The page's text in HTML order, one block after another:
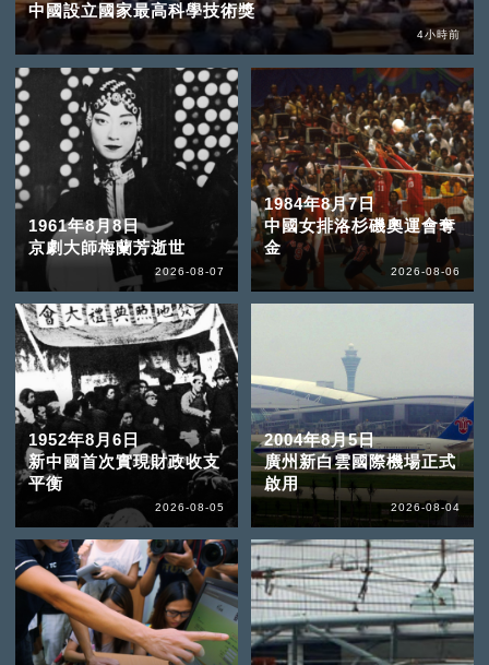
中國設立國家最高科學技術獎
4小時前
1961年8月8日
京劇大師梅蘭芳逝世
2026-08-07
1984年8月7日
中國女排洛杉磯奧運會奪
金
2026-08-06
1952年8月6日
新中國首次實現財政收支
平衡
2026-08-05
2004年8月5日
廣州新白雲國際機場正式
啟用
2026-08-04